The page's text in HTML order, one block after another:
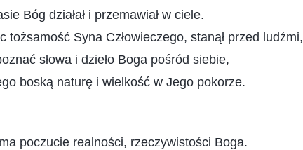
Bóg działał i przemawiał w ciele.
tożsamość Syna Człowieczego, stanął przed ludźmi,
słowa i dzieło Boga pośród siebie,
boską naturę i wielkość w Jego pokorze.
poczucie realności, rzeczywistości Boga.